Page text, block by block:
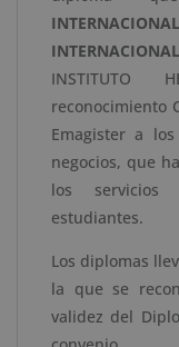
INSTITUTO
reconocimiento
Emagister a
negocios, que
los servicios
estudiantes.
Los diplomas
la que se
validez del